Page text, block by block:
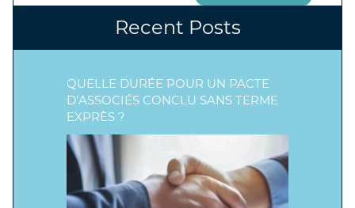
Recent Posts
QUELLE DURÉE POUR UN PACTE
D’ASSOCIÉS CONCLU SANS TERME
EXPRÈS ?